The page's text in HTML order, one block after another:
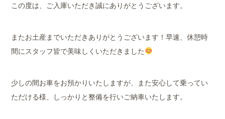
この度は、ご入庫いただき誠にありがとうございます。
またお土産までいただきありがとうございます！早速、休憩時
間にスタッフ皆で美味しくいただきました
少しの間お車をお預かりいたしますが、また安心して乗ってい
ただける様、しっかりと整備を行いご納車いたします。